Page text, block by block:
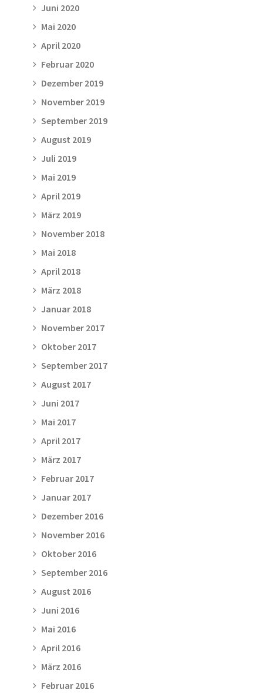
Juni 2020
Mai 2020
April 2020
Februar 2020
Dezember 2019
November 2019
September 2019
August 2019
Juli 2019
Mai 2019
April 2019
März 2019
November 2018
Mai 2018
April 2018
März 2018
Januar 2018
November 2017
Oktober 2017
September 2017
August 2017
Juni 2017
Mai 2017
April 2017
März 2017
Februar 2017
Januar 2017
Dezember 2016
November 2016
Oktober 2016
September 2016
August 2016
Juni 2016
Mai 2016
April 2016
März 2016
Februar 2016